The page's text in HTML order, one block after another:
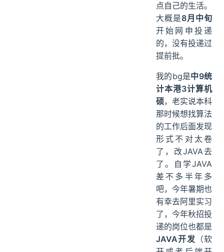
点自己的生活。
大概是8月中旬
开始网申投递
的，没有投递过
提前批。
我的bg是中9统
计本港3计算机
硕，老实说本科
那时候想找算法
的工作后面发现
形式不对太卷
了，改JAVA去
了。自学JAVA
差不多半年多
吧，今年暑期也
有幸去阿里实习
了，今年秋招投
递的岗位也都是
JAVA开发 （软